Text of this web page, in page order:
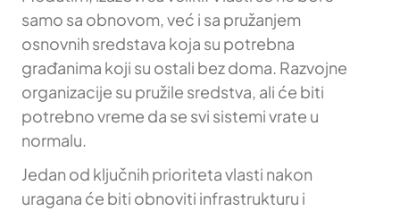
samo sa obnovom, već i sa pružanjem
osnovnih sredstava koja su potrebna
građanima koji su ostali bez doma. Razvojne
organizacije su pružile sredstva, ali će biti
potrebno vreme da se svi sistemi vrate u
normalu.
Jedan od ključnih prioriteta vlasti nakon
uragana će biti obnoviti infrastrukturu i